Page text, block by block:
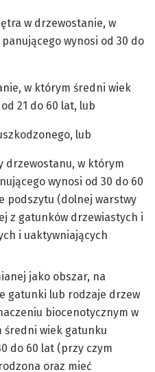
w drzewostanie, w
wynosi od 30 do
w którym średni wiek
21 do 60 lat, lub
lub
drzewostanu, w którym
wynosi od 30 do 60
podszytu (dolnej warstwy
z gatunków drzewiastych i
i uaktywniających
jako obszar, na
gatunki lub rodzaje drzew
biocenotycznym w
średni wiek gatunku
do 60 lat (przy czym
oraz mieć